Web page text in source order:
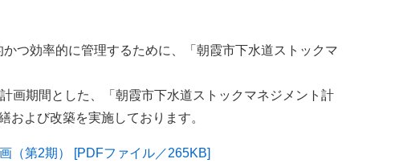
つ効率的に管理するために、「朝霞市下水道ストックマ
画期間とした、「朝霞市下水道ストックマネジメント計
および改築を実施しております。
（第2期） [PDFファイル／265KB]